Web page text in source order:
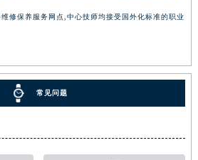
修保养服务网点,中心技师均接受国外化标准的职业
常见问题